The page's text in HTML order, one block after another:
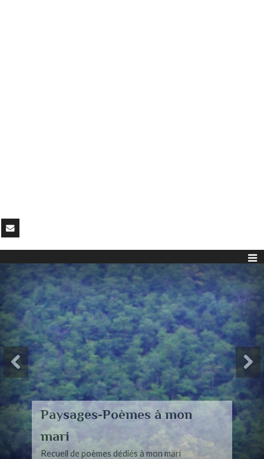
Paysages-Poèmes à mon
mari
Recueil de poèmes dédiés à mon mari